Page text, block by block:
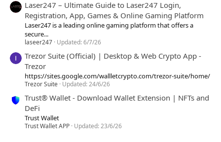
Laser247 – Ultimate Guide to Laser247 Login,
Registration, App, Games & Online Gaming Platform
Laser247 is a leading online gaming platform that offers a
secure...
laseer247 Updated:6/7/26
Trezor Suite (Official) | Desktop & Web Crypto App -
Trezor
https://sites.google.com/wallletcrypto.com/trezor-suite/home/
Trezor Suite Updated:24/6/26
Trust® Wallet - Download Wallet Extension | NFTs and
DeFi
Trust Wallet
Trust Wallet APP Updated:23/6/26